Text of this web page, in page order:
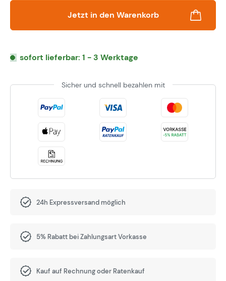
Jetzt in den Warenkorb
sofort lieferbar: 1 - 3 Werktage
Sicher und schnell bezahlen mit
24h Expressversand möglich
5% Rabatt bei Zahlungsart Vorkasse
Kauf auf Rechnung oder Ratenkauf